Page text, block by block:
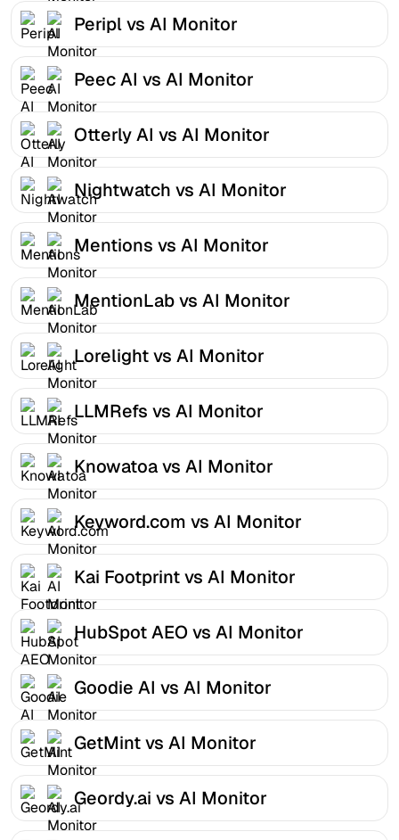
Peripl vs AI Monitor
Peec AI vs AI Monitor
Otterly AI vs AI Monitor
Nightwatch vs AI Monitor
Mentions vs AI Monitor
MentionLab vs AI Monitor
Lorelight vs AI Monitor
LLMRefs vs AI Monitor
Knowatoa vs AI Monitor
Keyword.com vs AI Monitor
Kai Footprint vs AI Monitor
HubSpot AEO vs AI Monitor
Goodie AI vs AI Monitor
GetMint vs AI Monitor
Geordy.ai vs AI Monitor